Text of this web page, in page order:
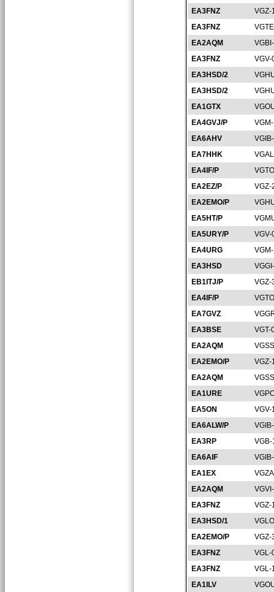
EA3FNZ
VGZ-
EA3FNZ
EA2AQM
EA3FNZ
VGV-
EA3HSD/2
EA3HSD/2
EA1GTX
EA4GVJ/P
EA6AHV
EA7HHK
EA4IF/P
EA2EZ/P
VGZ-
EA2EMO/P
EA5HT/P
EA5URY/P
VGV-
EA4URG
EA3HSD
EB1ITJ/P
VGZ-
EA4IF/P
EA7GVZ
EA3BSE
VGT-
EA2AQM
EA2EMO/P
VGZ-
EA2AQM
EA1URE
EA5ON
VGV-
EA6ALW/P
EA3RP
EA6AIF
EA1EX
EA2AQM
EA3FNZ
VGZ-
EA3HSD/1
EA2EMO/P
VGZ-
EA3FNZ
VGL-
EA3FNZ
VGL-
EA1ILV